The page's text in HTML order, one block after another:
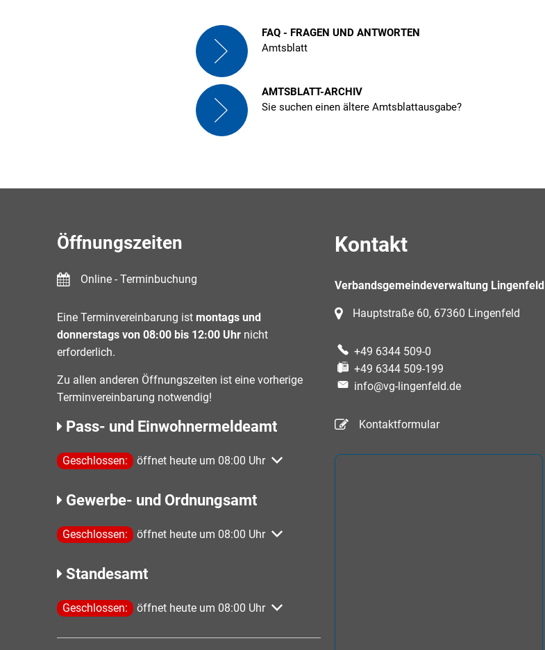
FAQ - FRAGEN UND ANTWORTEN
Amtsblatt
AMTSBLATT-ARCHIV
Sie suchen einen ältere Amtsblattausgabe?
Öffnungszeiten
Online - Terminbuchung
Eine Terminvereinbarung ist montags und
donnerstags von 08:00 bis 12:00 Uhr nicht
erforderlich.
Zu allen anderen Öffnungszeiten ist eine vorherige
Terminvereinbarung notwendig!
Pass- und Einwohnermeldeamt
Klicken, um weitere Öffnungs- oder Schließzeiten auszublenden
Geschlossen: öffnet heute um 08:00 Uhr
Gewerbe- und Ordnungsamt
Klicken, um weitere Öffnungs- oder Schließzeiten auszublenden
Geschlossen: öffnet heute um 08:00 Uhr
Standesamt
Klicken, um weitere Öffnungs- oder Schließzeiten auszublenden
Geschlossen: öffnet heute um 08:00 Uhr
Kontakt
Verbandsgemeindeverwaltung Lingenfeld
Hauptstraße 60, 67360 Lingenfeld
+49 6344 509-0
+49 6344 509-199
info@vg-lingenfeld.de
Kontaktformular